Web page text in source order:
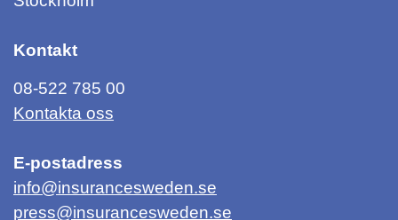
Kontakt
08-522 785 00
Kontakta oss
E-postadress
info@insurancesweden.se
press@insurancesweden.se